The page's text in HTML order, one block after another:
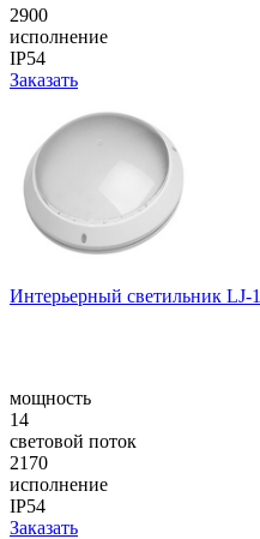
2900
исполнение
IP54
Заказать
Интерьерный светильник LJ-
мощность
14
световой поток
2170
исполнение
IP54
Заказать